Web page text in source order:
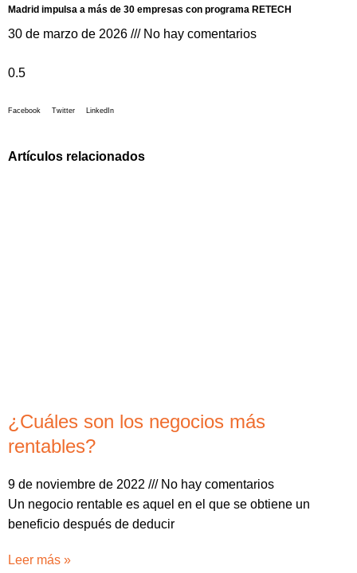
Madrid impulsa a más de 30 empresas con programa RETECH
30 de marzo de 2026 No hay comentarios
Facebook Twitter LinkedIn
Artículos relacionados
¿Cuáles son los negocios más
rentables?
9 de noviembre de 2022
No hay comentarios
Un negocio rentable es aquel en el que se obtiene un
beneficio después de deducir
Leer más »